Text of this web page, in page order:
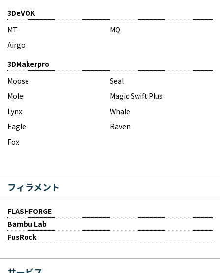
3DeVOK
MT
MQ
Airgo
3DMakerpro
Moose
Seal
Mole
Magic Swift Plus
Lynx
Whale
Eagle
Raven
Fox
フィラメント
FLASHFORGE
Bambu Lab
FusRock